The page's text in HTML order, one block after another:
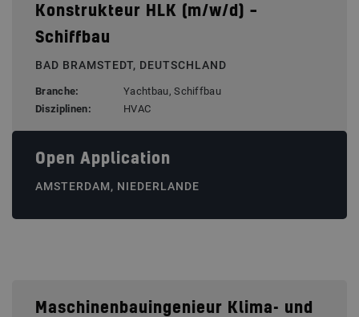
Konstrukteur HLK (m/w/d) –
Schiffbau
BAD BRAMSTEDT, DEUTSCHLAND
Branche:
Yachtbau, Schiffbau
Disziplinen:
HVAC
Open Application
AMSTERDAM, NIEDERLANDE
Maschinenbauingenieur Klima- und